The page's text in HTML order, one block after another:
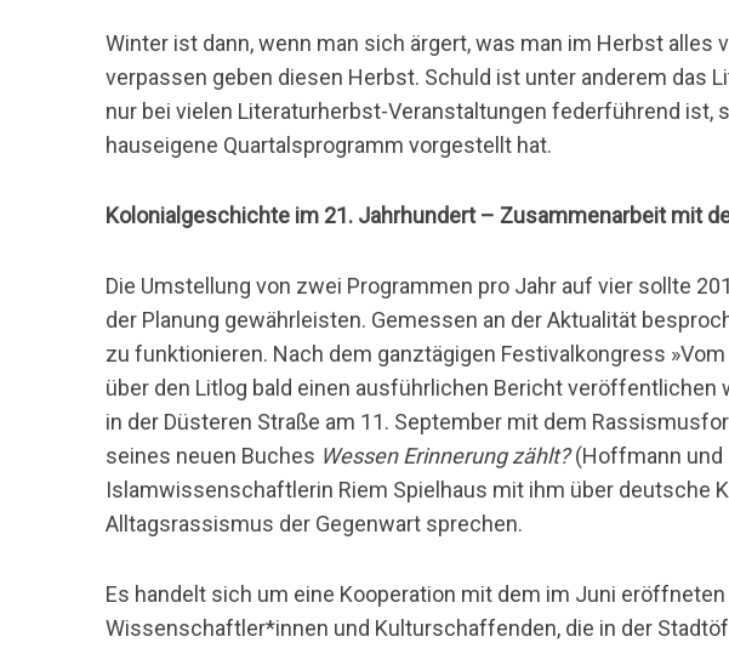
Winter ist dann, wenn man sich ärgert, was man im Herbst alles
verpassen geben diesen Herbst. Schuld ist unter anderem das
nur bei vielen Literaturherbst-Veranstaltungen federführend ist,
hauseigene Quartalsprogramm vorgestellt hat.
Kolonialgeschichte im 21. Jahrhundert – Zusammenarbeit mit
Die Umstellung von zwei Programmen pro Jahr auf vier sollte
der Planung gewährleisten. Gemessen an der Aktualität
zu funktionieren. Nach dem ganztägigen Festivalkongress
über den Litlog bald einen ausführlichen Bericht veröffentlichen
in der Düsteren Straße am 11. September mit dem
seines neuen Buches Wessen Erinnerung zählt?(Hoffmann und
Islamwissenschaftlerin Riem Spielhaus mit ihm über deutsche
Alltagsrassismus der Gegenwart sprechen.
Es handelt sich um eine Kooperation mit dem im Juni eröffneten
Wissenschaftler*innen und Kulturschaffenden, die in der